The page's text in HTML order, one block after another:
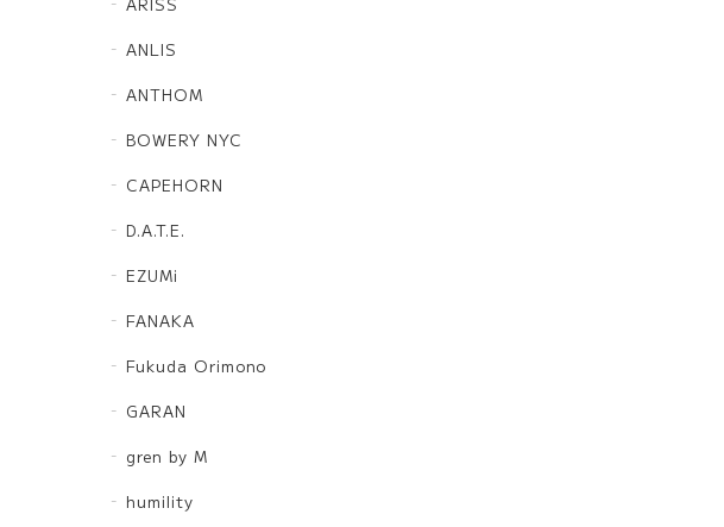
ANLIS
ANTHOM
BOWERY NYC
CAPEHORN
D.A.T.E.
EZUMi
FANAKA
Fukuda Orimono
GARAN
gren by M
humility